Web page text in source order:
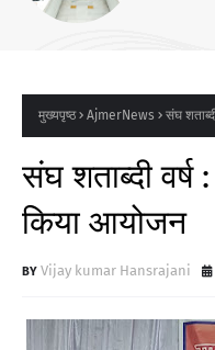
मुख्यपृष्ठ AjmerNews संघ
संघ शताब्दी
किया आयोजन
Vijay kumar Hansrajani